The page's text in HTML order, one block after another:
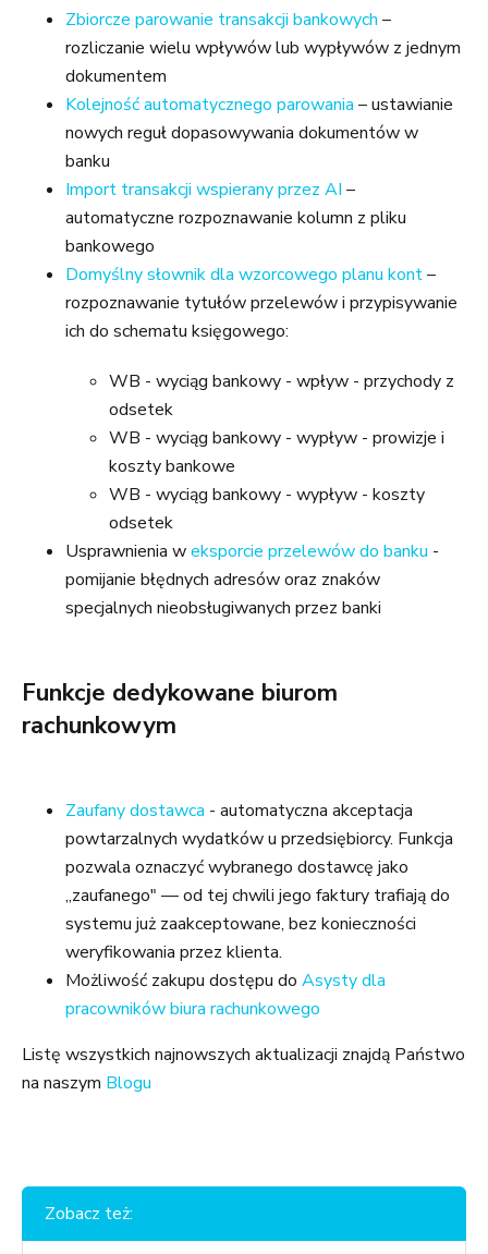
Zbiorcze parowanie transakcji bankowych –
rozliczanie wielu wpływów lub wypływów z jednym
dokumentem
Kolejność automatycznego parowania – ustawianie
nowych reguł dopasowywania dokumentów w
banku
Import transakcji wspierany przez AI –
automatyczne rozpoznawanie kolumn z pliku
bankowego
Domyślny słownik dla wzorcowego planu kont–
rozpoznawanie tytułów przelewów i przypisywanie
ich do schematu księgowego:
WB - wyciąg bankowy - wpływ - przychody z
odsetek
WB - wyciąg bankowy - wypływ - prowizje i
koszty bankowe
WB - wyciąg bankowy - wypływ - koszty
odsetek
Usprawnienia weksporcie przelewów do banku -
pomijanie błędnych adresów oraz znaków
specjalnych nieobsługiwanych przez banki
Funkcje dedykowane biurom
rachunkowym
Zaufany dostawca - automatyczna akceptacja
powtarzalnych wydatków u przedsiębiorcy. Funkcja
pozwala oznaczyć wybranego dostawcę jako
„zaufanego" — od tej chwili jego faktury trafiają do
systemu już zaakceptowane, bez konieczności
weryfikowania przez klienta.
Możliwość zakupu dostępu do Asysty dla
pracowników biura rachunkowego
Listę wszystkich najnowszych aktualizacji znajdą Państwo
na naszym Blogu
Zobacz też: